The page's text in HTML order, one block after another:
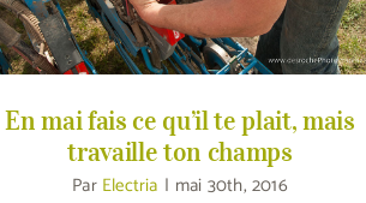
En mai fais ce qu’il te plait, mais
travaille ton champs
Par Electria | mai 30th, 2016